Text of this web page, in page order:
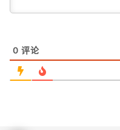
0 评论